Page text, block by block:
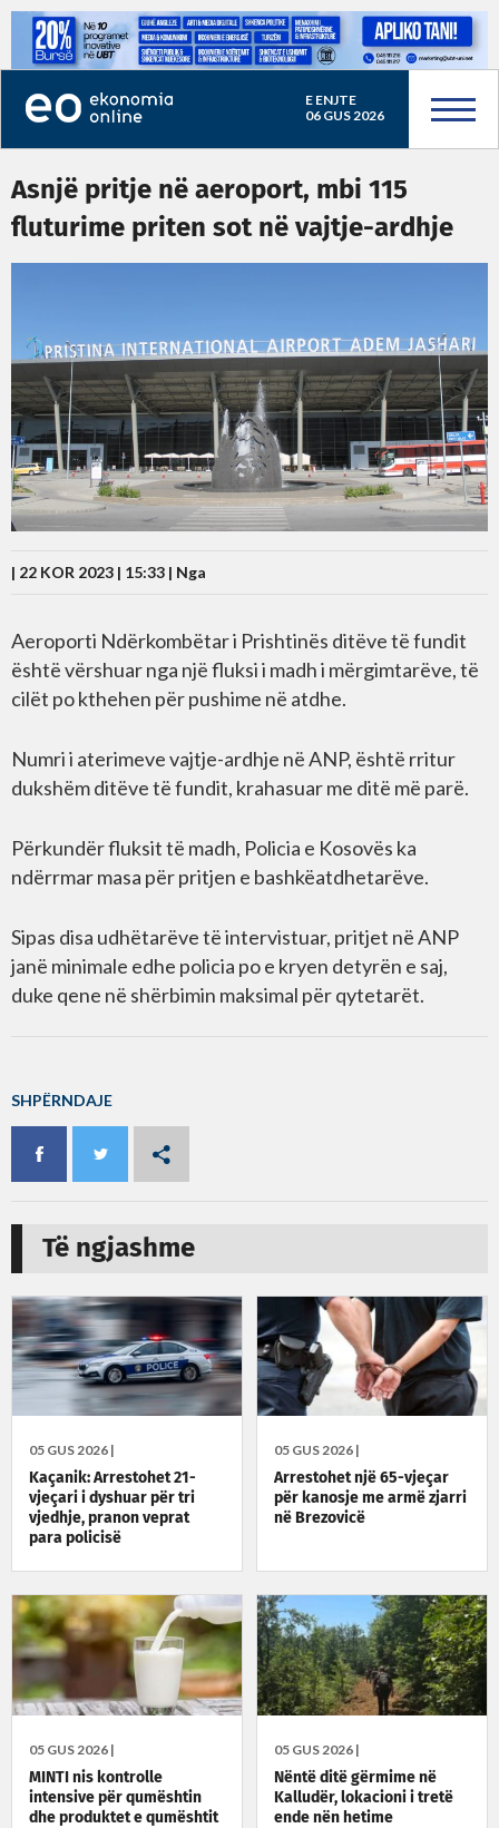
E ENJTE
06 GUS 2026
Asnjë pritje në aeroport, mbi 115
fluturime priten sot në vajtje-ardhje
| 22 KOR 2023 | 15:33 | Nga
Aeroporti Ndërkombëtar i Prishtinës ditëve të fundit
është vërshuar nga një fluksi i madh i mërgimtarëve, të
cilët po kthehen për pushime në atdhe.
Numri i aterimeve vajtje-ardhje në ANP, është rritur
dukshëm ditëve të fundit, krahasuar me ditë më parë.
Përkundër fluksit të madh, Policia e Kosovës ka
ndërrmar masa për pritjen e bashkëatdhetarëve.
Sipas disa udhëtarëve të intervistuar, pritjet në ANP
janë minimale edhe policia po e kryen detyrën e saj,
duke qene në shërbimin maksimal për qytetarët.
SHPËRNDAJE
Të ngjashme
05 GUS 2026 |
Kaçanik: Arrestohet 21-
vjeçari i dyshuar për tri
vjedhje, pranon veprat
para policisë
05 GUS 2026 |
Arrestohet një 65-vjeçar
për kanosje me armë zjarri
në Brezovicë
05 GUS 2026 |
MINTI nis kontrolle
intensive për qumështin
dhe produktet e qumështit
05 GUS 2026 |
Nëntë ditë gërmime në
Kalludër, lokacioni i tretë
ende nën hetime